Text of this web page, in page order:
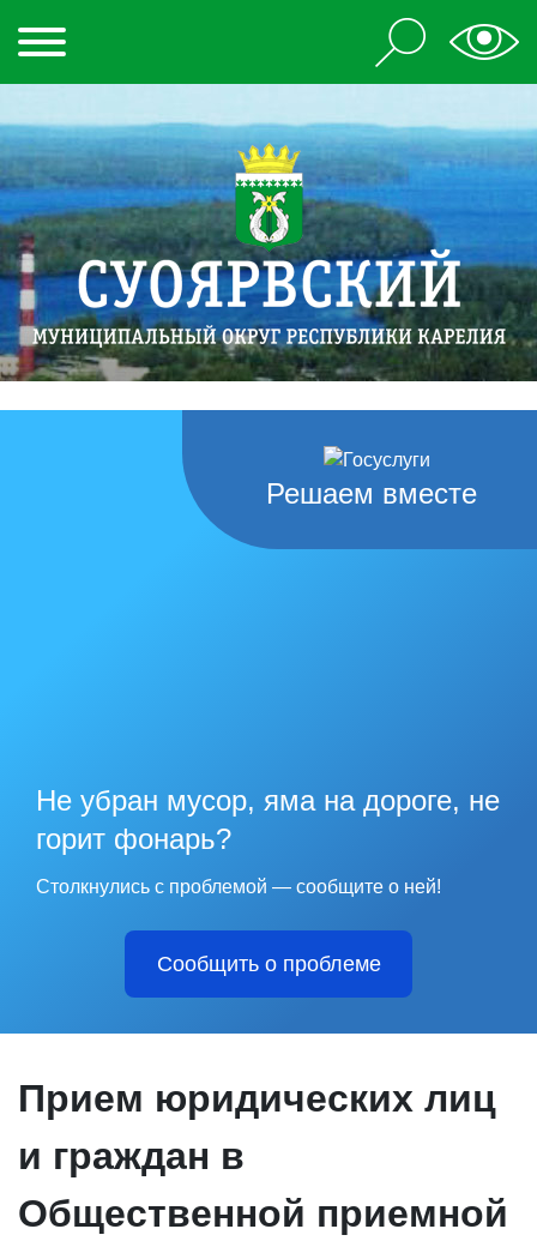
Решаем вместе
Не убран мусор, яма на дороге, не
горит фонарь?
Столкнулись с проблемой — сообщите о ней!
Сообщить о проблеме
Прием юридических лиц
и граждан в
Общественной приемной